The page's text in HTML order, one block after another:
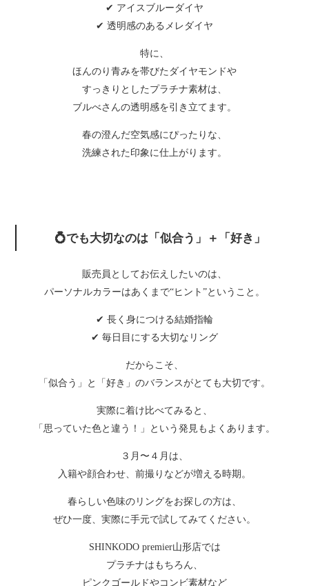
✔ アイスブルーダイヤ
✔ 透明感のあるメレダイヤ
特に、
ほんのり青みを帯びたダイヤモンドや
すっきりとしたプラチナ素材は、
ブルべさんの透明感を引き立てます。
春の澄んだ空気感にぴったりな、
洗練された印象に仕上がります。
💍でも大切なのは「似合う」＋「好き」
販売員としてお伝えしたいのは、
パーソナルカラーはあくまで“ヒント”ということ。
✔ 長く身につける結婚指輪
✔ 毎日目にする大切なリング
だからこそ、
「似合う」と「好き」のバランスがとても大切です。
実際に着け比べてみると、
「思っていた色と違う！」という発見もよくあります。
３月〜４月は、
入籍や顔合わせ、前撮りなどが増える時期。
春らしい色味のリングをお探しの方は、
ぜひ一度、実際に手元で試してみてください。
SHINKODO premier山形店では
プラチナはもちろん、
ピンクゴールドやコンビ素材など